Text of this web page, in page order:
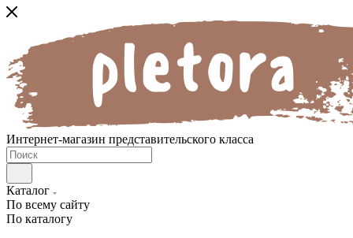
Интернет-магазин представительского класса
Каталог
По всему сайту
По каталогу